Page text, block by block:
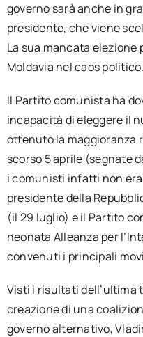
governo sarà anche in
presidente, che viene
La sua mancata elezione
Moldavia nel caos politico.
Il Partito comunista ha
incapacità di eleggere il
ottenuto la maggioranza
scorso 5 aprile (segnate
i comunisti infatti non
presidente della
(il 29 luglio) e il Partito
neonata Alleanza per
convenuti i principali
Visti i risultati dell’ultima
creazione di una
governo alternativo,